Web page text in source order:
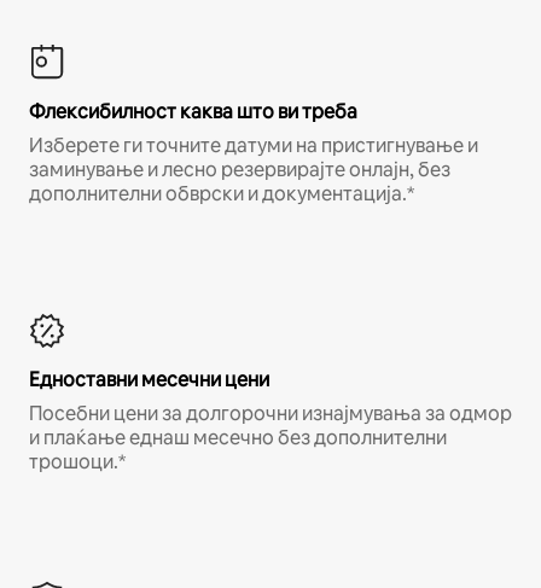
Флексибилност каква што ви треба
Изберете ги точните датуми на пристигнување и
заминување и лесно резервирајте онлајн, без
дополнителни обврски и документација.*
Едноставни месечни цени
Посебни цени за долгорочни изнајмувања за одмор
и плаќање еднаш месечно без дополнителни
трошоци.*